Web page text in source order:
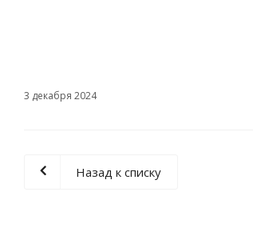
3 декабря 2024
Назад к списку